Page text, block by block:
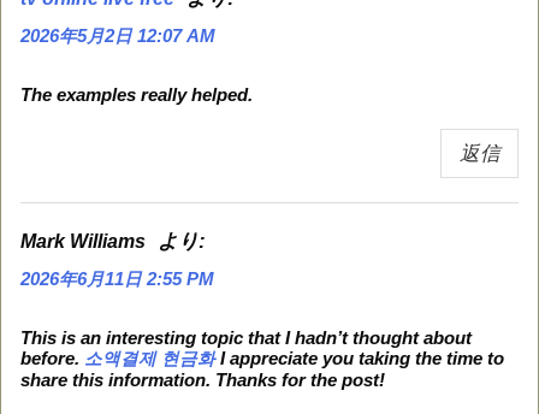
2026年5月2日 12:07 AM
The examples really helped.
返信
Mark Williams より:
2026年6月11日 2:55 PM
This is an interesting topic that I hadn’t thought about
before. 소액결제 현금화I appreciate you taking the time to
share this information. Thanks for the post!